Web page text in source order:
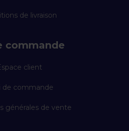
de livraison
commande
client
de commande
générales de vente